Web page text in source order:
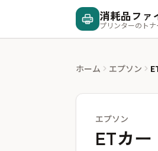
消耗品ファ
プリンターのト
ホーム エプソン
エプソン
ETカー